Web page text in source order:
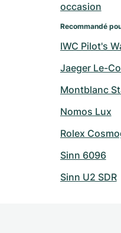
occasion
Recommandé
IWC Pilot's
Jaeger Le-
Montblanc
Nomos Lux
Rolex
Sinn 6096
Sinn U2 SDR